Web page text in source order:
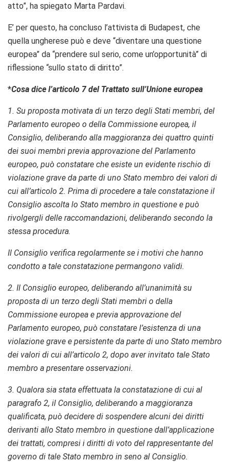
atto”, ha spiegato Marta Pardavi.
E’ per questo, ha concluso l’attivista di Budapest, che
quella ungherese può e deve “diventare una questione
europea” da “prendere sul serio, come un’opportunità” di
riflessione “sullo stato di diritto”.
*Cosa dice l’articolo 7 del Trattato sull’Unione europea
1. Su proposta motivata di un terzo degli Stati membri, del
Parlamento europeo o della Commissione europea, il
Consiglio, deliberando alla maggioranza dei quattro quinti
dei suoi membri previa approvazione del Parlamento
europeo, può constatare che esiste un evidente rischio di
violazione grave da parte di uno Stato membro dei valori di
cui all’articolo 2. Prima di procedere a tale constatazione il
Consiglio ascolta lo Stato membro in questione e può
rivolgergli delle raccomandazioni, deliberando secondo la
stessa procedura.
Il Consiglio verifica regolarmente se i motivi che hanno
condotto a tale constatazione permangono validi.
2. Il Consiglio europeo, deliberando all’unanimità su
proposta di un terzo degli Stati membri o della
Commissione europea e previa approvazione del
Parlamento europeo, può constatare l’esistenza di una
violazione grave e persistente da parte di uno Stato membro
dei valori di cui all’articolo 2, dopo aver invitato tale Stato
membro a presentare osservazioni.
3. Qualora sia stata effettuata la constatazione di cui al
paragrafo 2, il Consiglio, deliberando a maggioranza
qualificata, può decidere di sospendere alcuni dei diritti
derivanti allo Stato membro in questione dall’applicazione
dei trattati, compresi i diritti di voto del rappresentante del
governo di tale Stato membro in seno al Consiglio.